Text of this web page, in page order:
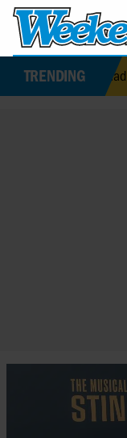
TRENDING
genadeloze